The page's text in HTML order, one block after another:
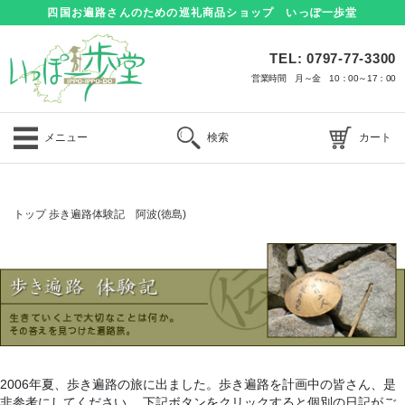
四国お遍路さんのための巡礼商品ショップ いっぽ一歩堂
TEL: 0797-77-3300
営業時間 月～金 10：00～17：00
メニュー 検索 カート
トップ 歩き遍路体験記 阿波(徳島)
2006年夏、歩き遍路の旅に出ました。歩き遍路を計画中の皆さん、是